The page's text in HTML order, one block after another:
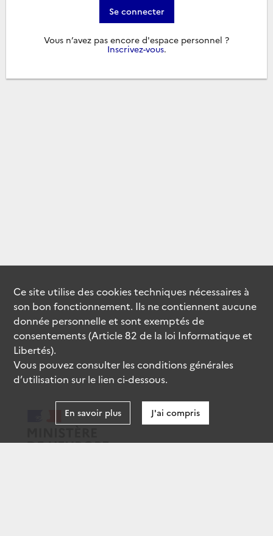
Se connecter
Vous n’avez pas encore d'espace personnel ?
Inscrivez-vous.
Ce site utilise descookiestechniques nécessaires à
son bon fonctionnement. Ils ne contiennent aucune
donnée personnelle et sont exemptés de
consentements (Article 82 de la loi Informatique et
Libertés).
Vous pouvez consulter les conditions générales
d’utilisation sur le lien ci-dessous.
En savoir plus J'ai compris